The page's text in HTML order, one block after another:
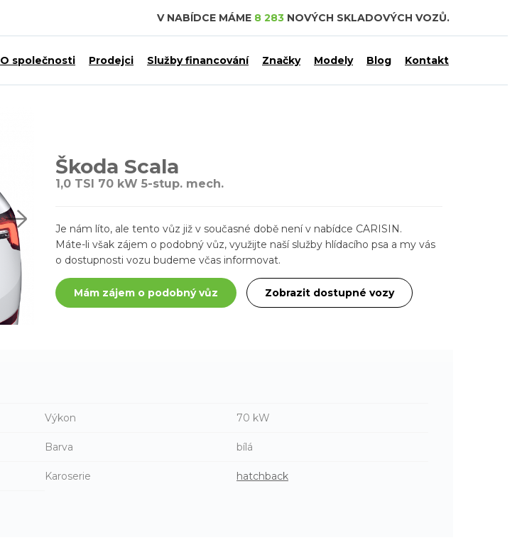
V NABÍDCE MÁME 8 283 NOVÝCH SKLADOVÝCH VOZŮ.
O společnosti Prodejci Služby financování Značky Modely Blog Kontakt
Škoda Scala
1,0 TSI 70 kW 5-stup. mech.
Je nám líto, ale tento vůz již v současné době není v nabídce CARISIN.
Máte-li však zájem o podobný vůz, využijte naší služby hlídacího psa a my vás
o dostupnosti vozu budeme včas informovat.
Mám zájem o podobný vůz Zobrazit dostupné vozy
Výkon 70 kW
Barva bílá
Karoserie hatchback